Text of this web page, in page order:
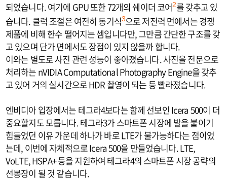
되었습니다. 여기에 GPU 또한 72개의 쉐이더 코어2를 갖추고 있
습니다. 클럭 조절은 여전히 동기식3으로 저전력 면에서는 경쟁
제품에 비해 한수 떨어지는 셈입니다만, 그만큼 간단한 구조를 갖
고 있으며 단가 면에서도 장점이 있지 않을까 합니다.
이와는 별도로 사진 관련 성능이 좋아졌습니다. 사진을 전문으로
처리하는 nVIDIA Computational Photography Engine을 갖추
고 있어 거의 실시간으로 HDR 촬영이 되는 등 빨라졌습니다.
엔비디아 입장에서는 테그라4보다는 함께 선보인 Icera 500이 더
중요할지도 모릅니다. 테그라3가 스마트폰 시장에 발을 붙이기
힘들었던 이유 가운데 하나가 바로 LTE가 불가능하다는 점이었
는데, 이번에 자체적으로 Icera 500을 만들었습니다. LTE,
VoLTE, HSPA+ 등을 지원하여 테그라4의 스마트폰 시장 공략의
선봉장이 될 것 같습니다.